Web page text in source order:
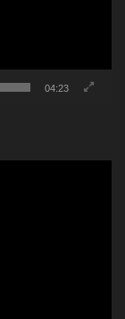
04:23